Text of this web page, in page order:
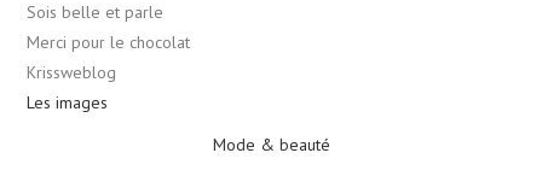
Sois belle et parle
Merci pour le chocolat
Krissweblog
Les images
Mode & beauté